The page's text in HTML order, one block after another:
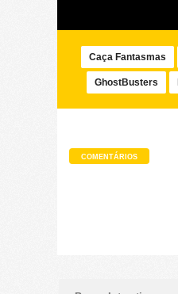
Caça Fantasmas
GhostBusters
COMENTÁRIOS